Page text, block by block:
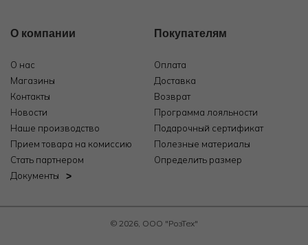
О компании
О нас
Магазины
Контакты
Новости
Наше производство
Прием товара на комиссию
Стать партнером
Документы
Покупателям
Оплата
Доставка
Возврат
Программа лояльности
Подарочный сертификат
Полезные материалы
Определить размер
© 2026, ООО "РозТех"